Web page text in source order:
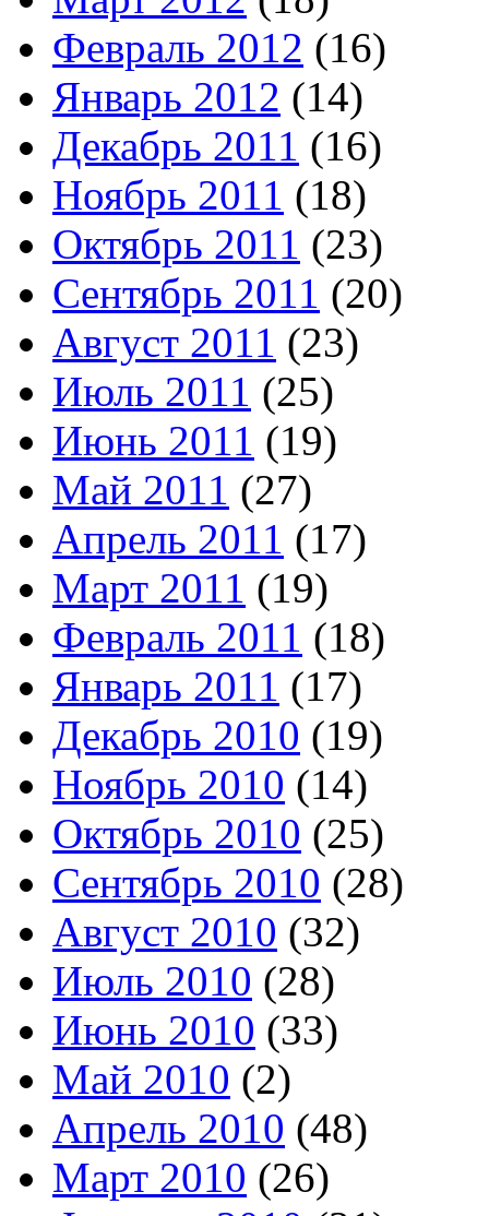
Февраль 2012 (16)
Январь 2012 (14)
Декабрь 2011 (16)
Ноябрь 2011 (18)
Октябрь 2011 (23)
Сентябрь 2011 (20)
Август 2011 (23)
Июль 2011 (25)
Июнь 2011 (19)
Май 2011 (27)
Апрель 2011 (17)
Март 2011 (19)
Февраль 2011 (18)
Январь 2011 (17)
Декабрь 2010 (19)
Ноябрь 2010 (14)
Октябрь 2010 (25)
Сентябрь 2010 (28)
Август 2010 (32)
Июль 2010 (28)
Июнь 2010 (33)
Май 2010 (2)
Апрель 2010 (48)
Март 2010 (26)